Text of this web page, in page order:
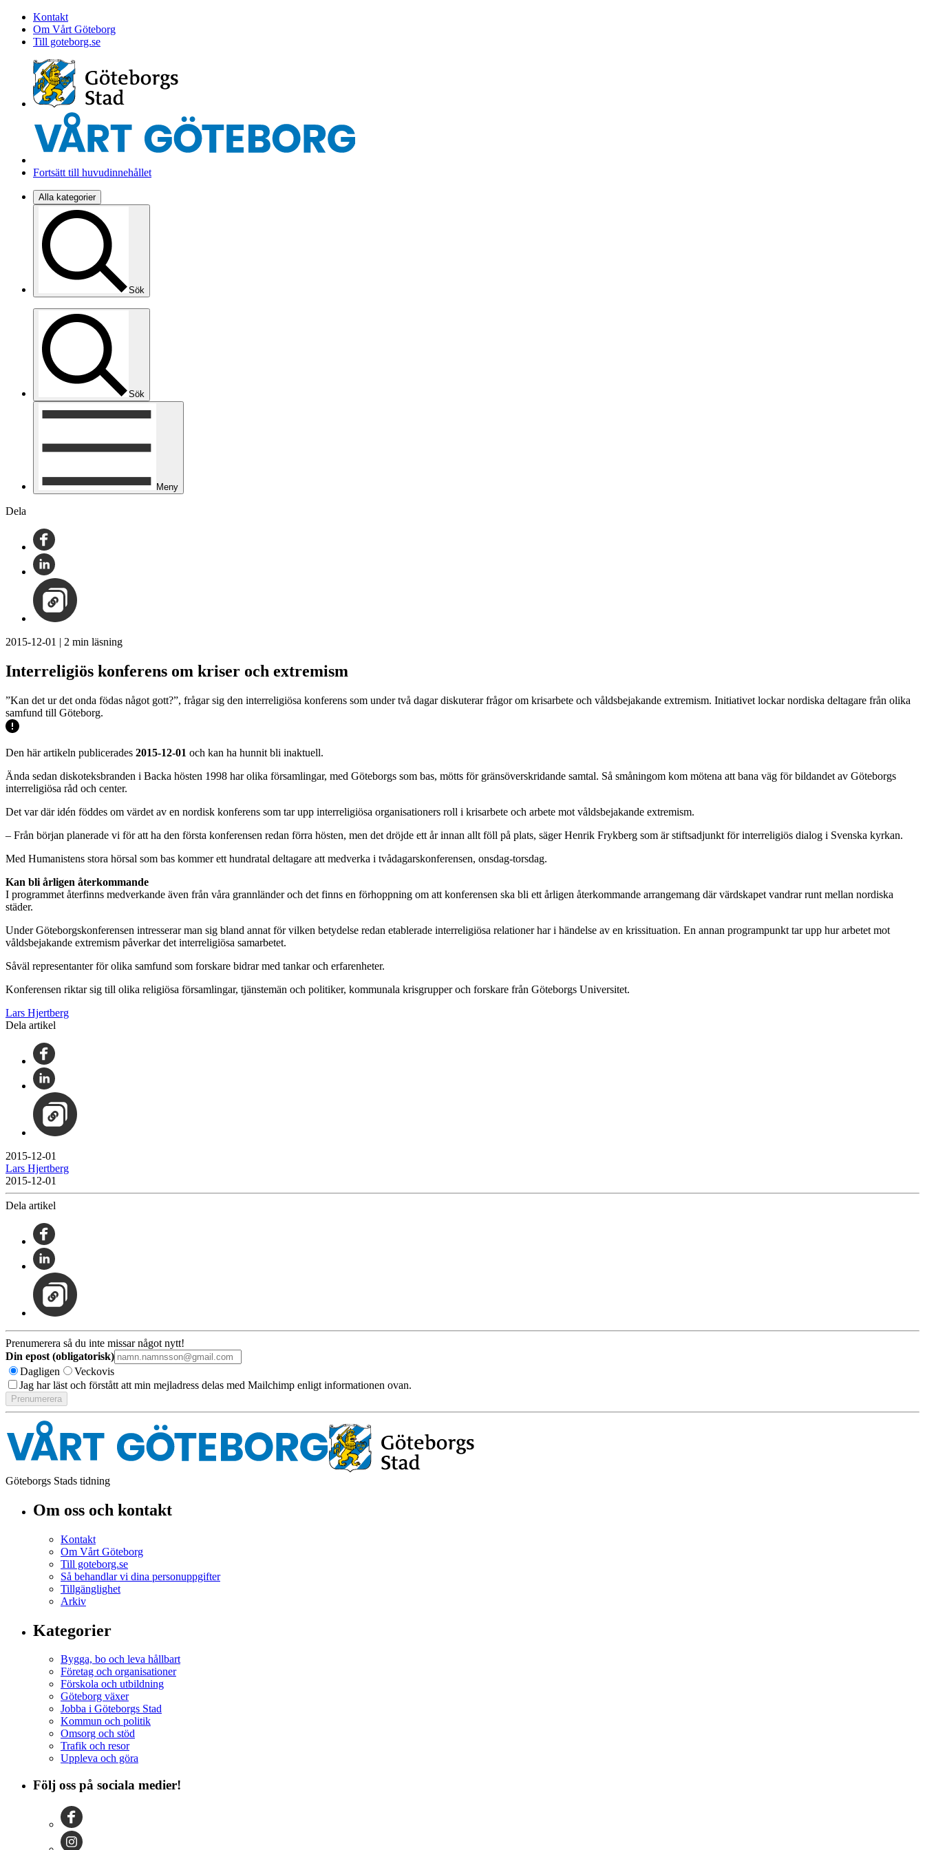
Kontakt
Om Vårt Göteborg
Till goteborg.se
Fortsätt till huvudinnehållet
Alla kategorier
Sök
Sök
Meny
Dela
2015-12-01 | 2 min läsning
Interreligiös konferens om kriser och extremism
”Kan det ur det onda födas något gott?”, frågar sig den interreligiösa konferens som under två dagar diskuterar frågor om krisarbete och våldsbejakande extremism. Initiativet lockar nordiska deltagare från olika
samfund till Göteborg.
Den här artikeln publicerades 2015-12-01 och kan ha hunnit bli inaktuell.
Ända sedan diskoteksbranden i Backa hösten 1998 har olika församlingar, med Göteborgs som bas, mötts för gränsöverskridande samtal. Så småningom kom mötena att bana väg för bildandet av Göteborgs
interreligiösa råd och center.
Det var där idén föddes om värdet av en nordisk konferens som tar upp interreligiösa organisationers roll i krisarbete och arbete mot våldsbejakande extremism.
– Från början planerade vi för att ha den första konferensen redan förra hösten, men det dröjde ett år innan allt föll på plats, säger Henrik Frykberg som är stiftsadjunkt för interreligiös dialog i Svenska kyrkan.
Med Humanistens stora hörsal som bas kommer ett hundratal deltagare att medverka i tvådagarskonferensen, onsdag-torsdag.
Kan bli årligen återkommande
I programmet återfinns medverkande även från våra grannländer och det finns en förhoppning om att konferensen ska bli ett årligen återkommande arrangemang där värdskapet vandrar runt mellan nordiska
städer.
Under Göteborgskonferensen intresserar man sig bland annat för vilken betydelse redan etablerade interreligiösa relationer har i händelse av en krissituation. En annan programpunkt tar upp hur arbetet mot
våldsbejakande extremism påverkar det interreligiösa samarbetet.
Såväl representanter för olika samfund som forskare bidrar med tankar och erfarenheter.
Konferensen riktar sig till olika religiösa församlingar, tjänstemän och politiker, kommunala krisgrupper och forskare från Göteborgs Universitet.
Lars Hjertberg
Dela artikel
2015-12-01
Lars Hjertberg
2015-12-01
Dela artikel
Prenumerera så du inte missar något nytt!
Din epost (obligatorisk)
Dagligen
Veckovis
Jag har läst och förstått att min mejladress delas med Mailchimp enligt informationen ovan.
Göteborgs Stads tidning
Om oss och kontakt
Kontakt
Om Vårt Göteborg
Till goteborg.se
Så behandlar vi dina personuppgifter
Tillgänglighet
Arkiv
Kategorier
Bygga, bo och leva hållbart
Företag och organisationer
Förskola och utbildning
Göteborg växer
Jobba i Göteborgs Stad
Kommun och politik
Omsorg och stöd
Trafik och resor
Uppleva och göra
Följ oss på sociala medier!